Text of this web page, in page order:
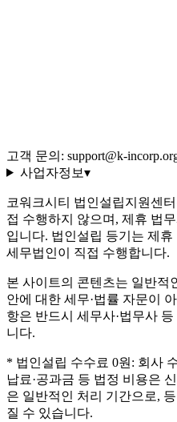
고객 문의: support@k-
사업자정보▾
코워크시티 법인설립지원센
접 수행하지 않으며, 제휴 법
입니다. 법인설립 등기는 제
세무법인이 직접 수행합니다.
본 사이트의 콘텐츠는 일반적
안에 대한 세무·법률 자문이
항은 반드시 세무사·법무사
니다.
* 법인설립 수수료 0원: 회사
납료·공과금 등 법정 비용은
은 일반적인 처리 기간으로,
질 수 있습니다.